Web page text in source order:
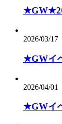
2026/03/17
★GWイ
2026/04/01
★GWイ